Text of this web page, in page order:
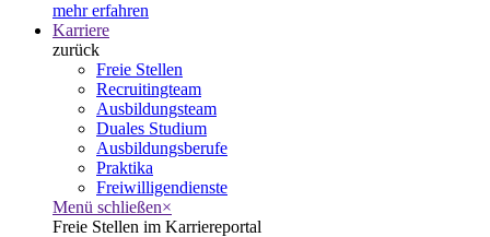
mehr erfahren
Karriere
zurück
Freie Stellen
Recruitingteam
Ausbildungsteam
Duales Studium
Ausbildungsberufe
Praktika
Freiwilligendienste
Menü schließen×
Freie Stellen im Karriereportal